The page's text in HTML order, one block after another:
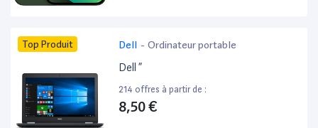
Top Produit Dell - Ordinateur portable
Dell ”
214 offres à partir de :
8,50 €